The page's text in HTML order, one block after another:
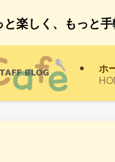
楽しく、もっと手
ホ